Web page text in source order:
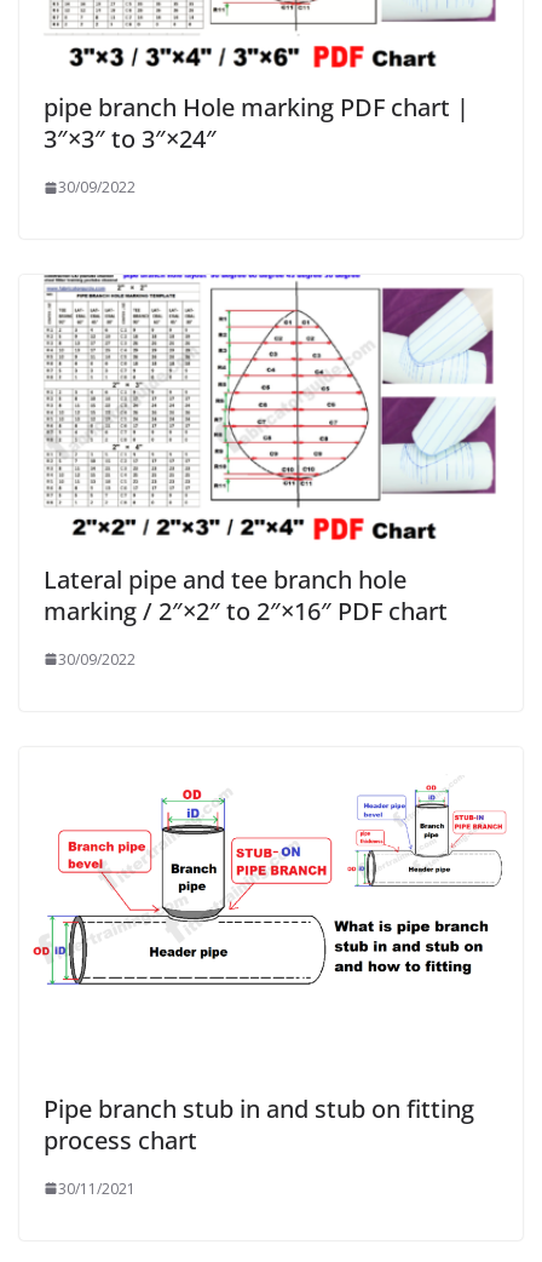
pipe branch Hole marking PDF chart |
3″×3″ to 3″×24″
30/09/2022
Lateral pipe and tee branch hole
marking / 2″×2″ to 2″×16″ PDF chart
30/09/2022
Pipe branch stub in and stub on fitting
process chart
30/11/2021